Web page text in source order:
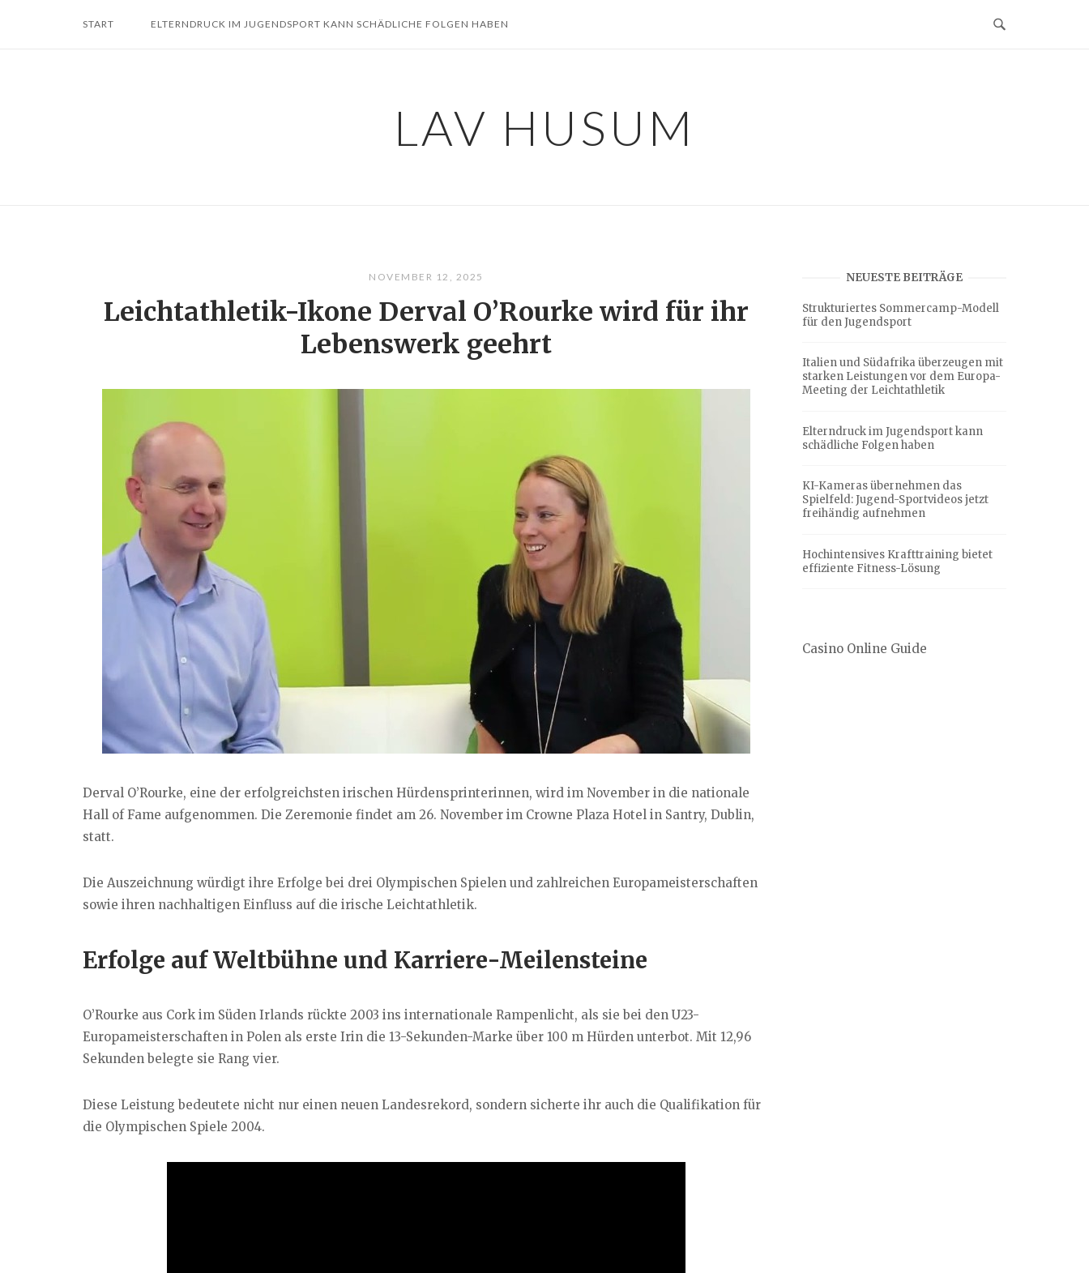
START ELTERNDRUCK IM JUGENDSPORT KANN SCHÄDLICHE FOLGEN HABEN
LAV HUSUM
NOVEMBER 12, 2025
Leichtathletik-Ikone Derval O’Rourke wird für ihr
Lebenswerk geehrt
Derval O’Rourke, eine der erfolgreichsten irischen Hürdensprinterinnen, wird im November in die nationale
Hall of Fame aufgenommen. Die Zeremonie findet am 26. November im Crowne Plaza Hotel in Santry, Dublin,
statt.
Die Auszeichnung würdigt ihre Erfolge bei drei Olympischen Spielen und zahlreichen Europameisterschaften
sowie ihren nachhaltigen Einfluss auf die irische Leichtathletik.
Erfolge auf Weltbühne und Karriere-Meilensteine
O’Rourke aus Cork im Süden Irlands rückte 2003 ins internationale Rampenlicht, als sie bei den U23-
Europameisterschaften in Polen als erste Irin die 13-Sekunden-Marke über 100 m Hürden unterbot. Mit 12,96
Sekunden belegte sie Rang vier.
Diese Leistung bedeutete nicht nur einen neuen Landesrekord, sondern sicherte ihr auch die Qualifikation für
die Olympischen Spiele 2004.
NEUESTE BEITRÄGE
Strukturiertes Sommercamp-Modell
für den Jugendsport
Italien und Südafrika überzeugen mit
starken Leistungen vor dem Europa-
Meeting der Leichtathletik
Elterndruck im Jugendsport kann
schädliche Folgen haben
KI-Kameras übernehmen das
Spielfeld: Jugend-Sportvideos jetzt
freihändig aufnehmen
Hochintensives Krafttraining bietet
effiziente Fitness-Lösung
Casino Online Guide